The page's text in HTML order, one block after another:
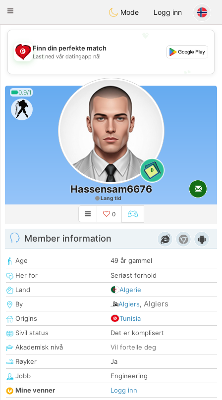
Tunisia Dating
Toggle
Mode Logg inn
💖
💕
Finn din perfekte match
Last ned vår datingapp nå!
0.9/1
0
Hassensam6676
Lang tid
0
Member information
Age
49 år gammel
Her for
Seriøst forhold
Land
Algerie
By
Algiers, Algiers
Origins
Tunisia
Sivil status
Det er komplisert
Akademisk nivå
Vil fortelle deg
Røyker
Ja
Jobb
Engineering
Mine venner
Logg inn